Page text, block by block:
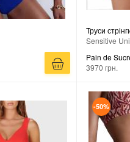
Труси
Sensitive
Pain de
3970 грн.
-50%